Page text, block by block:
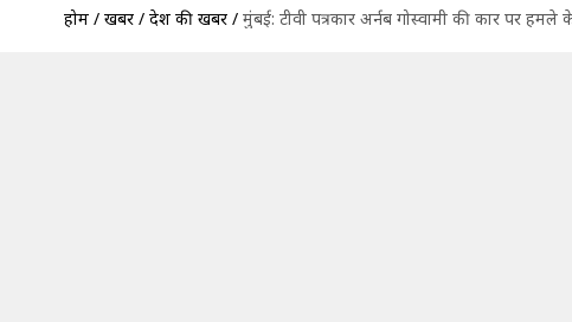
होम / खबरें / देश की खबरें / मुंबई: टीवी पत्रकार अर्नब गोस्वामी की कार पर